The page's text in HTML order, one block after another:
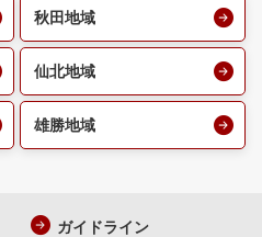
秋田地域
仙北地域
雄勝地域
ガイドライン